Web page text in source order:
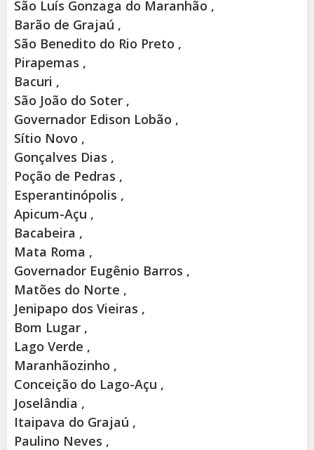
São Luís Gonzaga do Maranhão ,
Barão de Grajaú ,
São Benedito do Rio Preto ,
Pirapemas ,
Bacuri ,
São João do Soter ,
Governador Edison Lobão ,
Sítio Novo ,
Gonçalves Dias ,
Poção de Pedras ,
Esperantinópolis ,
Apicum-Açu ,
Bacabeira ,
Mata Roma ,
Governador Eugênio Barros ,
Matões do Norte ,
Jenipapo dos Vieiras ,
Bom Lugar ,
Lago Verde ,
Maranhãozinho ,
Conceição do Lago-Açu ,
Joselândia ,
Itaipava do Grajaú ,
Paulino Neves ,